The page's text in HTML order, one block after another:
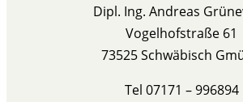
Dipl. Ing. Andreas
Vogelhofstraße 61
73525 Schwäbisch
Tel 07171 – 996894